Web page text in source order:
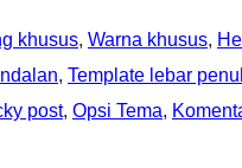
khusus, Warna khusus,
, Template lebar
post, Opsi Tema,